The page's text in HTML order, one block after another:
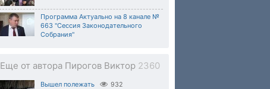
Программа Актуально на 8 канале №
663 "Сессия Законодательного
Собрания"
Еще от автора Пирогов Виктор 2360
Вышел полежать 932